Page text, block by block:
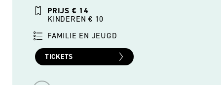
PRIJS € 14
KINDEREN € 10
FAMILIE EN JEUGD
TICKETS